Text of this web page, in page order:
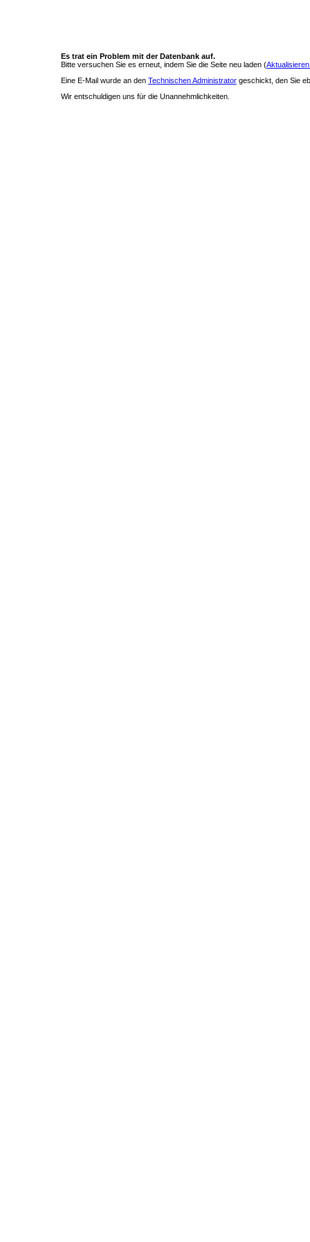
Es trat ein Problem mit der Datenbank auf.
Bitte versuchen Sie es erneut, indem Sie die Seite neu laden (
Eine E-Mail wurde an den Technischen Administrator geschickt, den Sie
Wir entschuldigen uns für die Unannehmlichkeiten.